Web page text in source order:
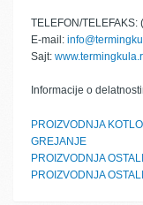
TELEFON/TELEFAKS:
E-mail:
Sajt:
Informacije o
PROIZVODNJA
GREJANJE
PROIZVODNJA
PROIZVODNJA